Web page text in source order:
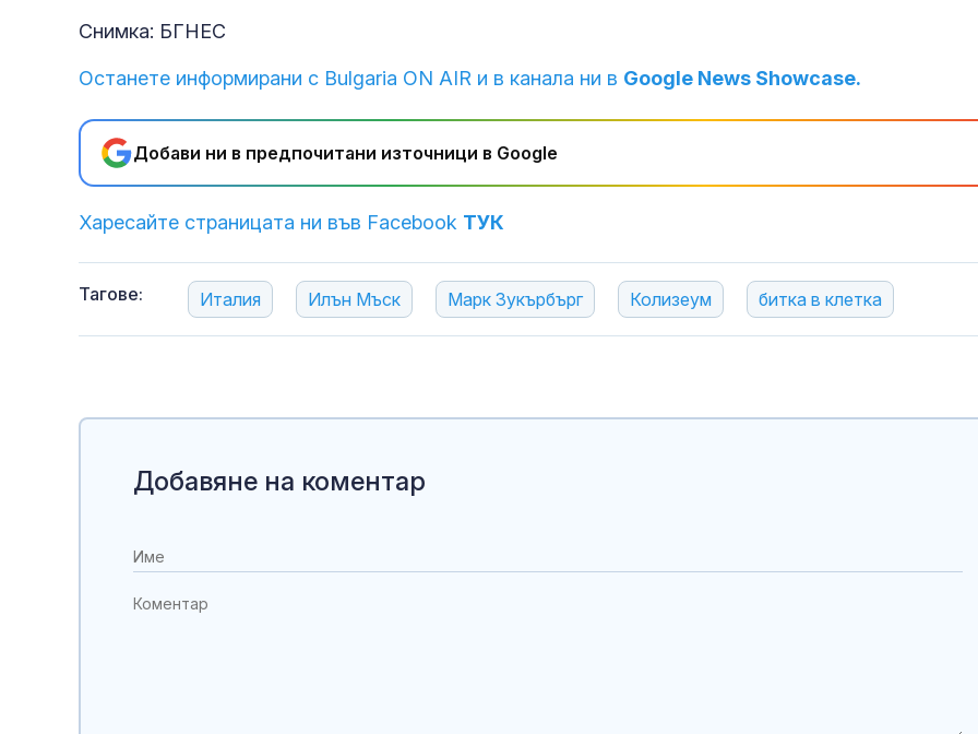
Снимка: БГНЕС
Останете информирани с Bulgaria ON AIR и в канала ни в Google News Showcase.
Добави ни в предпочитани източници в Google
Харесайте страницата ни във Facebook ТУК
Тагове: Италия Илън Мъск Марк Зукърбърг Колизеум битка в клетка
щурмовите
Как войните
Иран и
ЧРД
Добавяне на коментар